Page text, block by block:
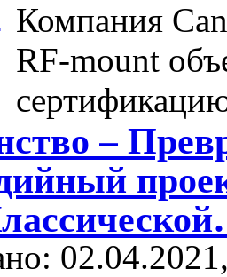
Компания
RF-mount
–